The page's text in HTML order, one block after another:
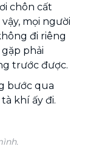
chôn cất
mọi người
đi riêng
phải
trước được.
bước qua
khí ấy đi.